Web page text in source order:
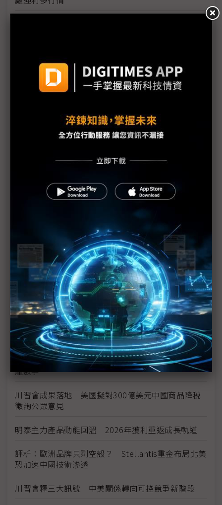
朋程擴產搶攻高效車用元件市場 AI伺服器與HVDC
模組拚2027放量
規避關稅大打平價與豪奢雙戰線 中系電動車4月歐
裕融嚴陳莉蓮：汽車、出行與用車事業的協同發展
AI應用與綠能發展推動創新
回應232關稅優惠上路 東陽：對台灣汽車零件產業
新纖：地緣風險是危機也是轉機 三大布局推進成長
中資背景也能過關 Volvo獲白宮豁免可繼續在美賣
車
裕隆國產、外銷同步並進 嚴陳莉蓮：AI賦能強化核
心競爭力與轉型
茂林加速東南亞布局 越南新廠2Q量產、泰國建廠規
畫隨後上
川普關稅再退款206億美元 CBP同步修正兩週前烏
龍數字
川習會成果落地 美國擬對300億美元中國商品降稅
徵詢公眾意見
明泰主力產品動能回溫 2026年獲利重返成長軌道
評析：歐洲品牌只剩空殼？ Stellantis重金布局北美
恐加速中國技術滲透
川習會釋三大訊號 中美關係轉向可控競爭新階段